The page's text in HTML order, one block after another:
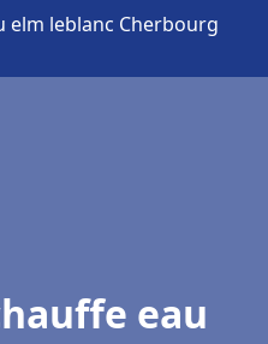
elm leblanc Cherbourg
eau